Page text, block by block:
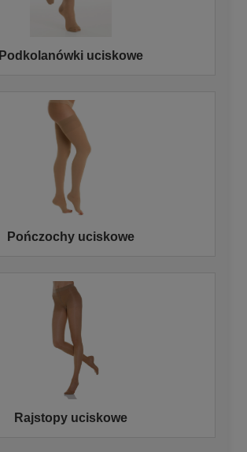
Podkolanówki uciskowe
Pończochy uciskowe
Rajstopy uciskowe